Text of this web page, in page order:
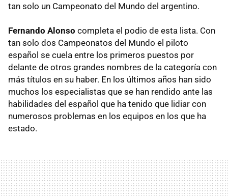
tan solo un Campeonato del Mundo del argentino.
Fernando Alonso completa el podio de esta lista. Con
tan solo dos Campeonatos del Mundo el piloto
español se cuela entre los primeros puestos por
delante de otros grandes nombres de la categoría con
más títulos en su haber. En los últimos años han sido
muchos los especialistas que se han rendido ante las
habilidades del español que ha tenido que lidiar con
numerosos problemas en los equipos en los que ha
estado.